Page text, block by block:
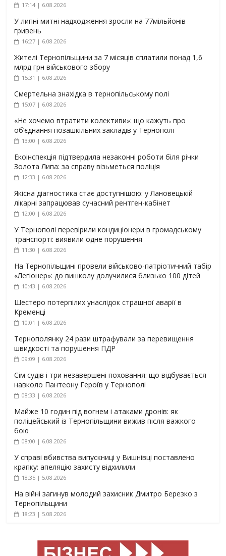
17:14 | 6.08.2026
У липні митні надходження зросли на 77мільйонів
гривень
16:27 | 6.08.2026
Жителі Тернопільщини за 7 місяців сплатили понад 1,6
млрд грн військового збору
15:31 | 6.08.2026
Смертельна знахідка в тернопільському полі
15:07 | 6.08.2026
«Не хочемо втратити колективи»: що кажуть про
об’єднання позашкільних закладів у Тернополі
13:00 | 6.08.2026
Екоінспекція підтвердила незаконні роботи біля річки
Золота Липа: за справу візьметься поліція
12:33 | 6.08.2026
Якісна діагностика стає доступнішою: у Лановецькій
лікарні запрацював сучасний рентген-кабінет
12:00 | 6.08.2026
У Тернополі перевірили кондиціонери в громадському
транспорті: виявили одне порушення
11:30 | 6.08.2026
На Тернопільщині провели військово-патріотичний табір
«Легіонер»: до вишколу долучилися близько 100 дітей
10:43 | 6.08.2026
Шестеро потерпілих унаслідок страшної аварії в
Кременці
10:01 | 6.08.2026
Тернополянку 24 рази штрафували за перевищення
швидкості та порушення ПДР
09:09 | 6.08.2026
Сім судів і три незавершені поховання: що відбувається
навколо Пантеону Героїв у Тернополі
08:33 | 6.08.2026
Майже 10 годин під вогнем і атаками дронів: як
поліцейський із Тернопільщини вижив після важкого
бою
08:00 | 6.08.2026
У справі вбивства випускниці у Вишнівці поставлено
крапку: апеляцію захисту відхилили
18:35 | 5.08.2026
На війні загинув молодий захисник Дмитро Березко з
Тернопільщини
18:23 | 5.08.2026